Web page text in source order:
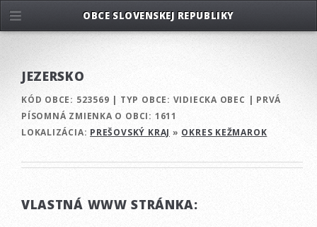
JEZERSKO
KÓD OBCE: 523569 | TYP OBCE: VIDIECKA OBEC | PRVÁ
PÍSOMNÁ ZMIENKA O OBCI: 1611
LOKALIZÁCIA: PREŠOVSKÝ KRAJ » OKRES KEŽMAROK
VLASTNÁ WWW STRÁNKA:
OBCE SLOVENSKEJ REPUBLIKY